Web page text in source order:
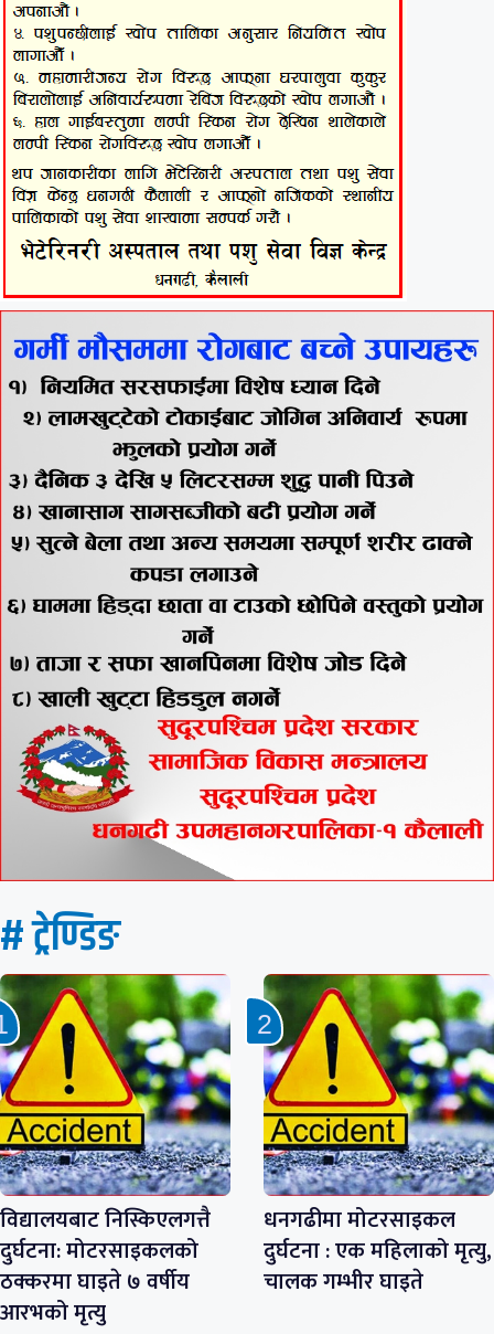
# ट्रेण्डिङ
विद्यालयबाट निस्किएलगत्तै
दुर्घटना: मोटरसाइकलको
ठक्करमा घाइते ७ वर्षीय
आरभको मृत्यु
धनगढीमा मोटरसाइकल
दुर्घटना : एक महिलाको मृत्यु,
चालक गम्भीर घाइते